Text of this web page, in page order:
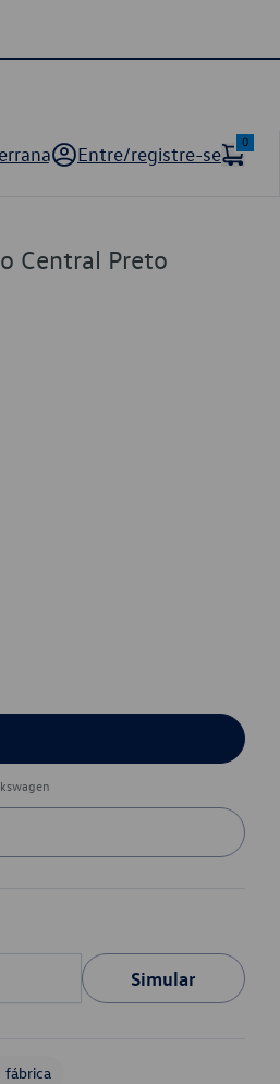
Entre/registre-se
0
Central Preto
Simular
fábrica